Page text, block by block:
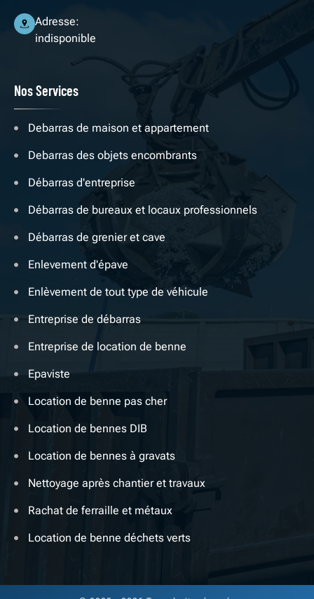
Adresse:
indisponible
Nos Services
Debarras de maison et appartement
Debarras des objets encombrants
Débarras d'entreprise
Débarras de bureaux et locaux professionnels
Débarras de grenier et cave
Enlevement d'épave
Enlèvement de tout type de véhicule
Entreprise de débarras
Entreprise de location de benne
Epaviste
Location de benne pas cher
Location de bennes DIB
Location de bennes à gravats
Nettoyage après chantier et travaux
Rachat de ferraille et métaux
Location de benne déchets verts